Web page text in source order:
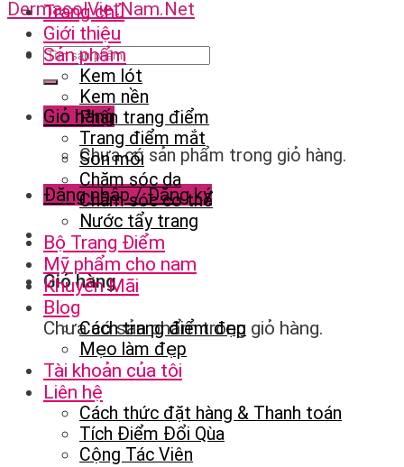
Giỏ hàng
Chưa có sản phẩm trong giỏ hàng.
Đăng nhập / Đăng ký
Giỏ hàng
Chưa có sản phẩm trong giỏ hàng.
Trang chủ
Giới thiệu
Sản phẩm
Kem lót
Kem nền
Phấn trang điểm
Trang điểm mắt
Son môi
Chăm sóc da
Chăm sóc cơ thể
Nước tẩy trang
Bộ Trang Điểm
Mỹ phẩm cho nam
Khuyến Mãi
Blog
Cách trang điểm đẹp
Mẹo làm đẹp
Tài khoản của tôi
Liên hệ
Cách thức đặt hàng & Thanh toán
Tích Điểm Đổi Qùa
Cộng Tác Viên